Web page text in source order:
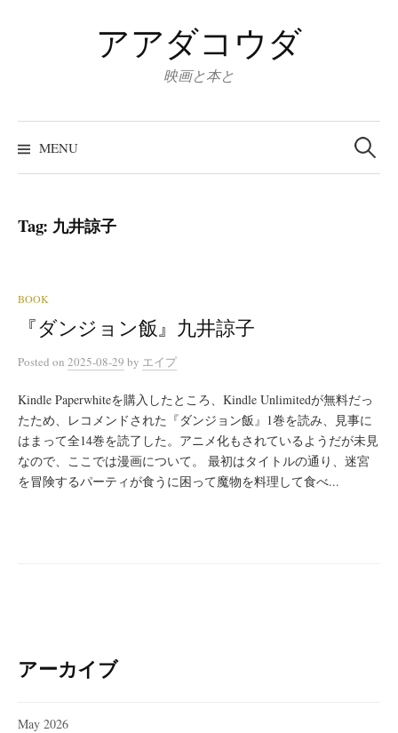
アアダコウダ
映画と本と
MENU
Search
for:
Tag: 九井諒子
BOOK
『ダンジョン飯』九井諒子
Posted on 2025-08-29 by エイプ
Kindle Paperwhiteを購入したところ、Kindle Unlimitedが無料だっ
たため、レコメンドされた『ダンジョン飯』1巻を読み、見事に
はまって全14巻を読了した。アニメ化もされているようだが未見
なので、ここでは漫画について。 最初はタイトルの通り、迷宮
を冒険するパーティが食うに困って魔物を料理して食べ...
アーカイブ
May 2026